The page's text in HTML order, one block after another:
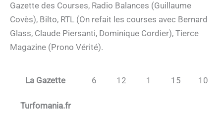
Gazette des Courses, Radio Balances (Guillaume
Covès), Bilto, RTL (On refait les courses avec Bernard
Glass, Claude Piersanti, Dominique Cordier), Tierce
Magazine (Prono Vérité).
La Gazette 6 12 1 15 10
Turfomania.fr